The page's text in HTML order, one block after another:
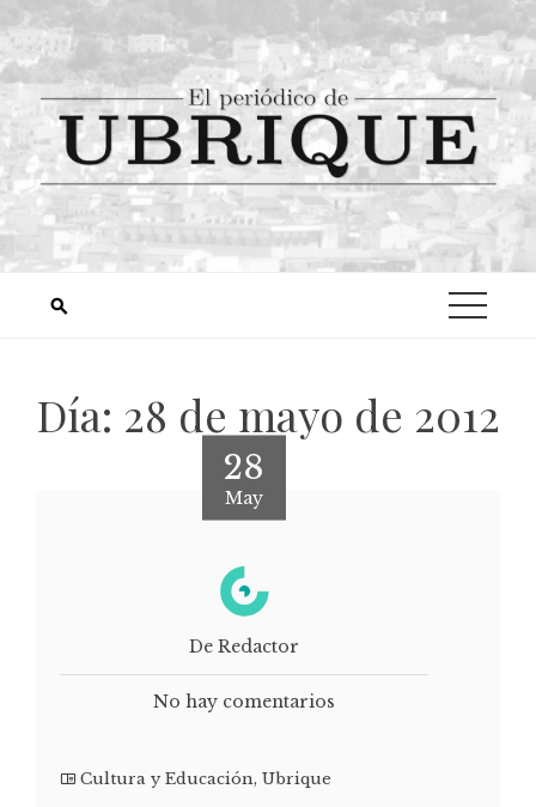
Día: 28 de mayo de 2012
28
May
De Redactor
No hay comentarios
Cultura y Educación, Ubrique